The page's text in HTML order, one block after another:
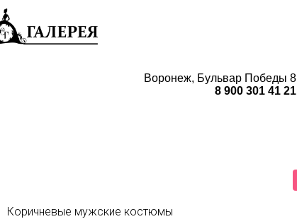
Воронеж, Бульвар Победы 8
8 900 301 41 21
Коричневые мужские костюмы